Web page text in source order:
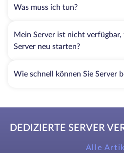
Was muss ich tun?
Mein Server ist nicht verfügbar,
Server neu starten?
Wie schnell können Sie Server
DEDIZIERTE SERVER
Alle